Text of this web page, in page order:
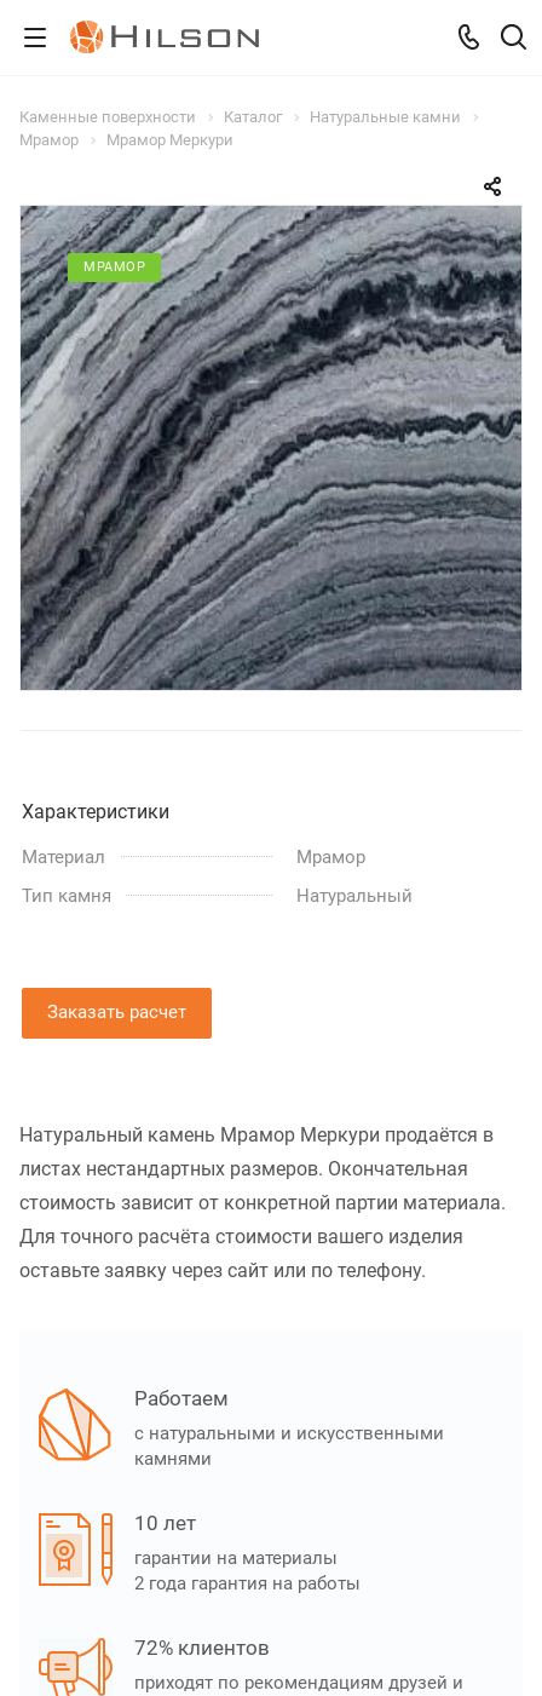
Каменные поверхности Каталог
Натуральные камни
Мрамор
Мрамор Меркури
МРАМОР
Характеристики
Материал
Мрамор
Тип камня
Натуральный
Заказать расчет
Натуральный камень Мрамор Меркури продаётся в
листах нестандартных размеров. Окончательная
стоимость зависит от конкретной партии материала.
Для точного расчёта стоимости вашего изделия
оставьте заявку через сайт или по телефону.
Работаем
с натуральными и искусственными
камнями
10 лет
гарантии на материалы
2 года гарантия на работы
72% клиентов
приходят по рекомендациям друзей и